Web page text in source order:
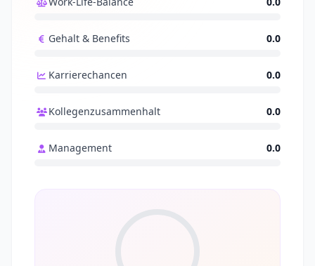
Gehalt & Benefits 0.0
Karrierechancen 0.0
Kollegenzusammenhalt 0.0
Management 0.0